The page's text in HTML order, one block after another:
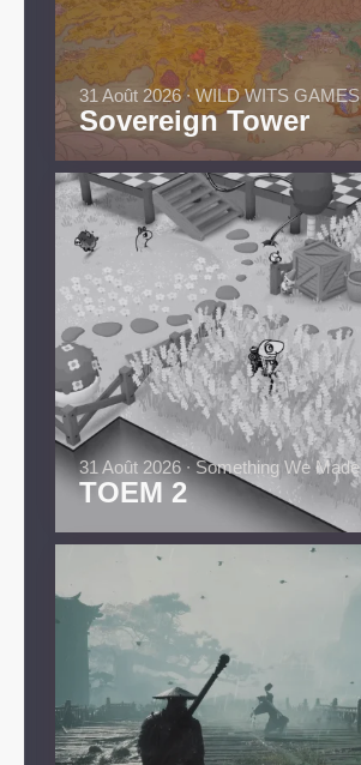
Sovereign Tower
31 Août 2026 ∙ WILD WITS GAMES
TOEM 2
31 Août 2026 ∙ Something We Made